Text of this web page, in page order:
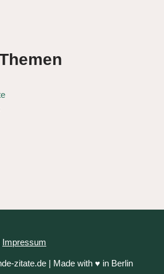
Impressum
zitate.de | Made with ♥ in Berlin